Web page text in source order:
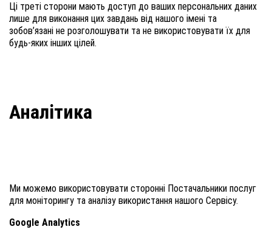
Ці треті сторони мають доступ до ваших персональних даних
лише для виконання цих завдань від нашого імені та
зобов’язані не розголошувати та не використовувати їх для
будь-яких інших цілей.
Аналітика
Ми можемо використовувати сторонні Постачальники послуг
для моніторингу та аналізу використання нашого Сервісу.
Google Analytics